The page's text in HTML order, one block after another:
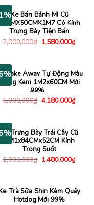
Xe Bán Bánh Mì Cũ
80CMX50CMX1M7 Có Kính
Trưng Bày Tiện Bán
2,000,000₫ Giá
gốc
1,580,000₫Giá
hiện
Take Away Tự Động Màu
Trắng Kem 1M2x60CM Mới
99%
5,000,000₫ Giá
gốc
4,180,000₫Giá
hiện
Xe Trưng Bày Trái Cây Cũ
1M1x84CMx52CM Kính
Trong Suốt
2,000,000₫ Giá
gốc
1,480,000₫Giá
hiện
Trà Sữa Shin Kèm Quầy
Hotdog Mới 99%